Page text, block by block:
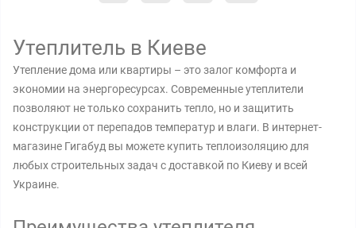
Утеплитель в Киеве
Утепление дома или квартиры – это залог комфорта и
экономии на энергоресурсах. Современные утеплители
позволяют не только сохранить тепло, но и защитить
конструкции от перепадов температур и влаги. В интернет-
магазине Гигабуд вы можете купить теплоизоляцию для
любых строительных задач с доставкой по Киеву и всей
Украине.